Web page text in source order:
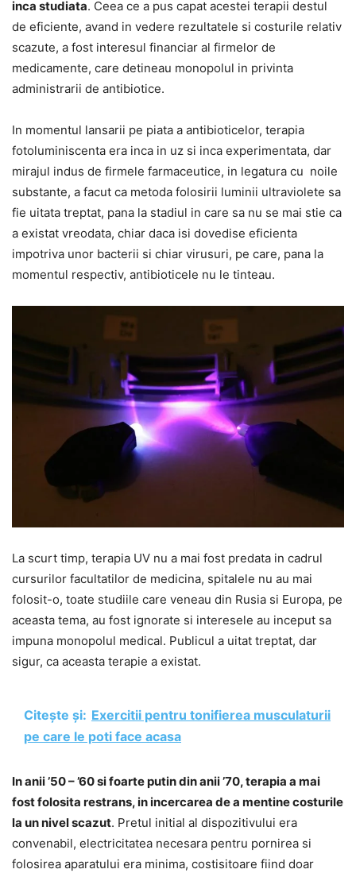
inca studiata. Ceea ce a pus capat acestei terapii destul
de eficiente, avand in vedere rezultatele si costurile relativ
scazute, a fost interesul financiar al firmelor de
medicamente, care detineau monopolul in privinta
administrarii de antibiotice.
In momentul lansarii pe piata a antibioticelor, terapia
fotoluminiscenta era inca in uz si inca experimentata, dar
mirajul indus de firmele farmaceutice, in legatura cu noile
substante, a facut ca metoda folosirii luminii ultraviolete sa
fie uitata treptat, pana la stadiul in care sa nu se mai stie ca
a existat vreodata, chiar daca isi dovedise eficienta
impotriva unor bacterii si chiar virusuri, pe care, pana la
momentul respectiv, antibioticele nu le tinteau.
La scurt timp, terapia UV nu a mai fost predata in cadrul
cursurilor facultatilor de medicina, spitalele nu au mai
folosit-o, toate studiile care veneau din Rusia si Europa, pe
aceasta tema, au fost ignorate si interesele au inceput sa
impuna monopolul medical. Publicul a uitat treptat, dar
sigur, ca aceasta terapie a existat.
Citește și: Exercitii pentru tonifierea musculaturii
pe care le poti face acasa
In anii ’50 – ’60 si foarte putin din anii ’70, terapia a mai
fost folosita restrans, in incercarea de a mentine costurile
la un nivel scazut. Pretul initial al dispozitivului era
convenabil, electricitatea necesara pentru pornirea si
folosirea aparatului era minima, costisitoare fiind doar